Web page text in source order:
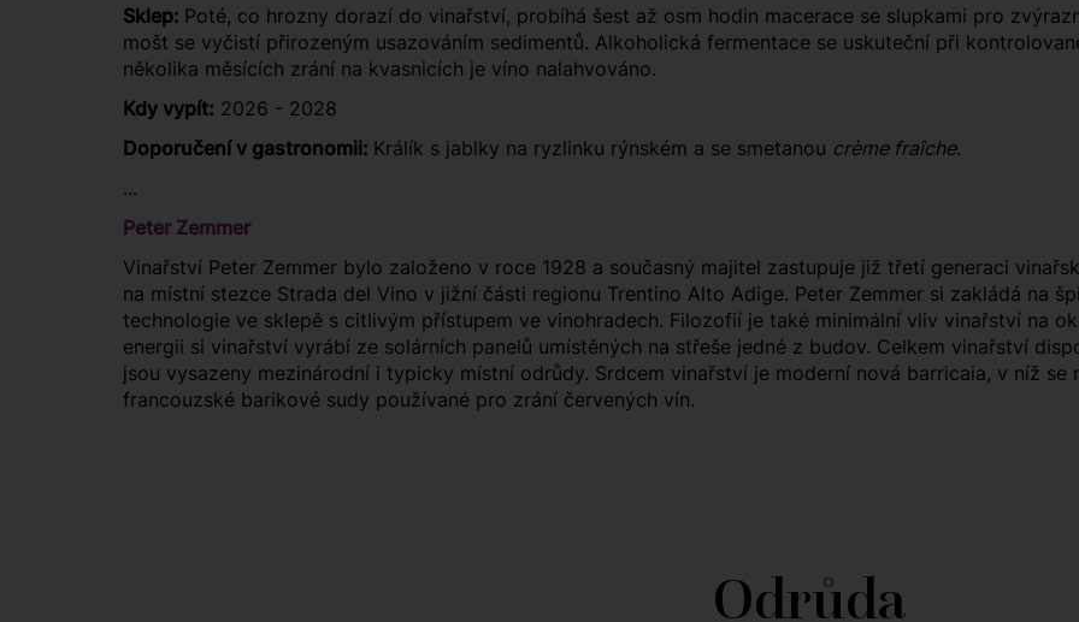
Sklep: Poté, co hrozny dorazí do vinařství, probíhá šest až osm hodin macerace se slupkami pro
mošt se vyčistí přirozeným usazováním sedimentů. Alkoholická fermentace se uskuteční při
několika měsících zrání na kvasnicích je víno nalahvováno.
Kdy vypít: 2026 - 2028
Doporučení v gastronomii: Králík s jablky na ryzlinku rýnském a se smetanou crème fraîche.
...
Peter Zemmer
Vinařství Peter Zemmer bylo založeno v roce 1928 a současný majitel zastupuje již třetí generaci
na místní stezce Strada del Vino v jižní části regionu Trentino Alto Adige. Peter Zemmer si zakládá na
technologie ve sklepě s citlivým přístupem ve vinohradech. Filozofií je také minimální vliv vinařství na
energii si vinařství vyrábí ze solárních panelů umístěných na střeše jedné z budov. Celkem vinařství
jsou vysazeny mezinárodní i typicky místní odrůdy. Srdcem vinařství je moderní nová barricaia, v níž
francouzské barikové sudy používané pro zrání červených vín.
Odrůda